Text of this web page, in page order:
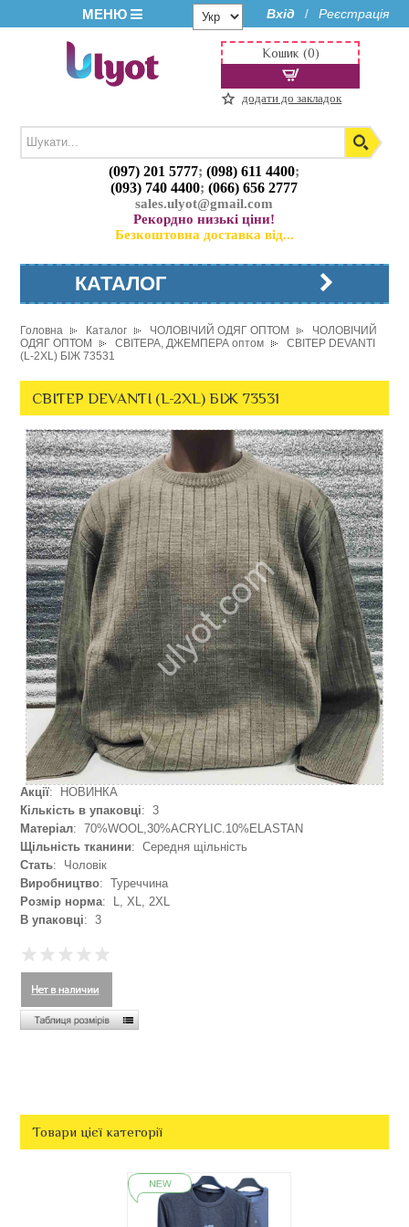
МЕНЮ Вхід / Реєстрація
(097) 201 5777;(098) 611 4400;
(093) 740 4400;(066) 656 2777
sales.ulyot@gmail.com
Рекордно низькі ціни!
Безкоштовна доставка від...
Кошик (0)
додати до закладок
КАТАЛОГ
Головна Каталог ЧОЛОВІЧИЙ ОДЯГ ОПТОМ
ЧОЛОВІЧИЙ
ОДЯГ ОПТОМ
СВІТЕРА, ДЖЕМПЕРА оптом
СВІТЕР DEVANTI
(L-2XL) БІЖ 73531
СВІТЕР DEVANTI (L-2XL) БІЖ 73531
Акції: НОВИНКА
Кількість в упаковці: 3
Матеріал: 70%WOOL,30%ACRYLIC.10%ELASTAN
Щільність тканини: Середня щільність
Стать: Чоловік
Виробництво: Туреччина
Розмір норма: L, XL, 2XL
В упаковці: 3
Товари цієї категорії